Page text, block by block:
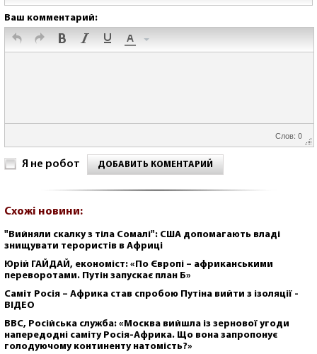
Ваш комментарий:
Слов: 0
Я не робот ДОБАВИТЬ КОМЕНТАРИЙ
Схожі новини:
"Вийняли скалку з тіла Сомалі": США допомагають владі
знищувати терористів в Африці
Юрій ГАЙДАЙ, економіст: «По Європі – африканськими
переворотами. Путін запускає план Б»
Саміт Росія – Африка став спробою Путіна вийти з ізоляції -
ВІДЕО
ВВС, Російська служба: «Москва вийшла із зернової угоди
напередодні саміту Росія-Африка. Що вона запропонує
голодуючому континенту натомість?»